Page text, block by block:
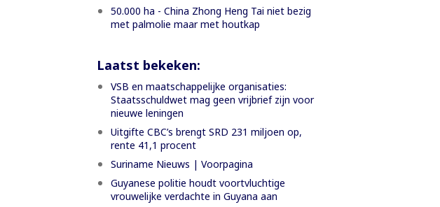
50.000 ha - China Zhong Heng Tai niet bezig
met palmolie maar met houtkap
Laatst bekeken:
VSB en maatschappelijke organisaties:
Staatsschuldwet mag geen vrijbrief zijn voor
nieuwe leningen
Uitgifte CBC’s brengt SRD 231 miljoen op,
rente 41,1 procent
Suriname Nieuws | Voorpagina
Guyanese politie houdt voortvluchtige
vrouwelijke verdachte in Guyana aan